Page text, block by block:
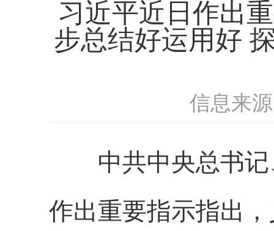
习近平近日作出
步总结好运用好
信息来
中共中央总书记
作出重要指示指出